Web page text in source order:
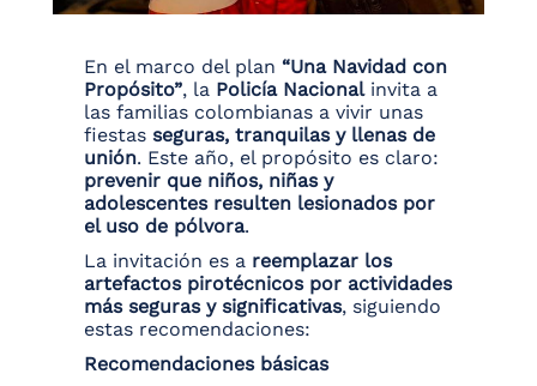
En el marco del plan “Una Navidad con
Propósito”, la Policía Nacionalinvita a
las familias colombianas a vivir unas
fiestas seguras, tranquilas y llenas de
unión. Este año, el propósito es claro:
prevenir que niños, niñas y
adolescentes resulten lesionados por
el uso de pólvora.
La invitación es a reemplazar los
artefactos pirotécnicos por actividades
más seguras y significativas, siguiendo
estas recomendaciones:
Recomendaciones básicas